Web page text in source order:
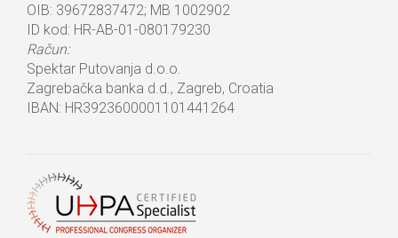
OIB: 39672837472; MB 1002902
ID kod: HR-AB-01-080179230
Račun:
Spektar Putovanja d.o.o.
Zagrebačka banka d.d., Zagreb, Croatia
IBAN: HR3923600001101441264